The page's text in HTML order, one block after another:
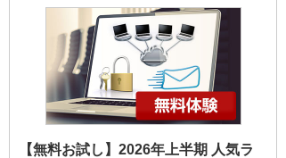
【無料お試し】2026年上半期 人気ラ